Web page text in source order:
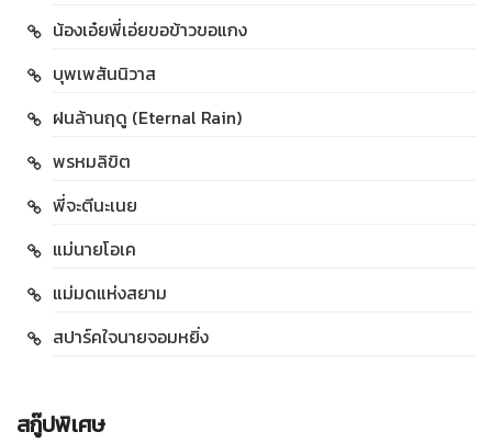
น้องเอ๋ยพี่เอ่ยขอข้าวขอแกง
บุพเพสันนิวาส
ฝนล้านฤดู (Eternal Rain)
พรหมลิขิต
พี่จะตีนะเนย
แม่นายโอเค
แม่มดแห่งสยาม
สปาร์คใจนายจอมหยิ่ง
สกู๊ปพิเศษ